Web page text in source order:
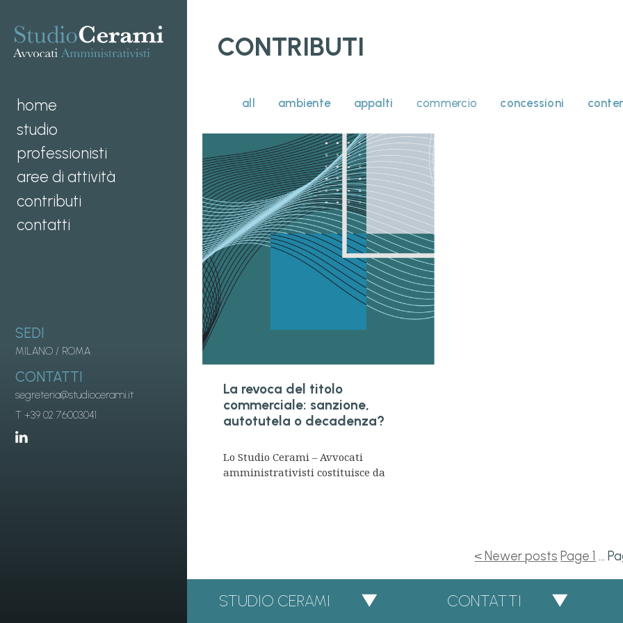
home
studio
professionisti
aree di attività
contributi
contatti
SEDI
MILANO / ROMA
CONTATTI
segreteria@studiocerami.it
T +39 02 76003041
CONTRIBUTI
all ambiente appalti commercio concessioni
La revoca del titolo
commerciale: sanzione,
autotutela o decadenza?
Lo Studio Cerami – Avvocati
amministrativisti costituisce da
<Newerposts Page 1 …
STUDIO CERAMI CONTATTI